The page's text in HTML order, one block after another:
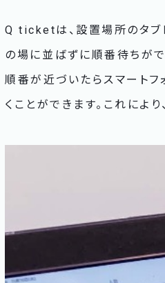
Q ticketは、設置場所のタブ
の場に並ばずに順番待ちがで
順番が近づいたらスマートフ
くことができます。これによ